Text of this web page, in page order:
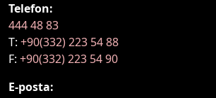
Telefon:
444 48 83
T: +90(332) 223 54 88
F: +90(332) 223 54 90
E-posta: